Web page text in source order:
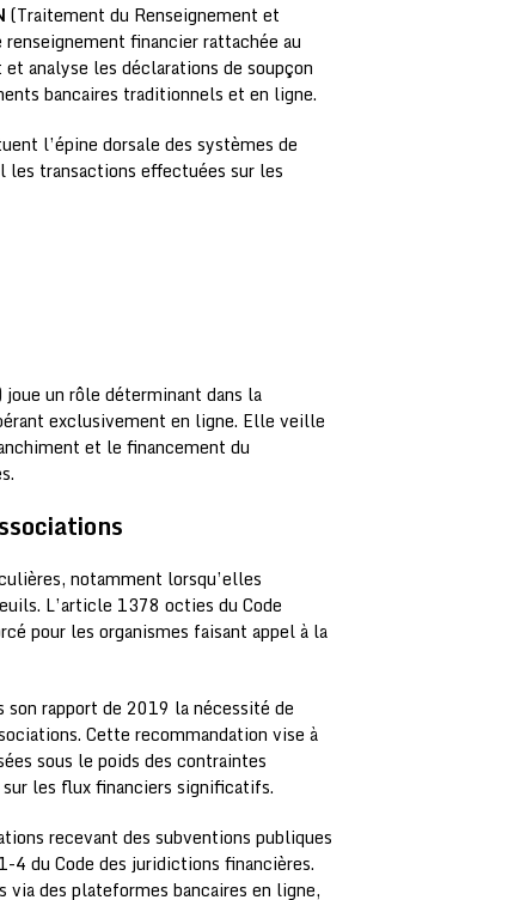
(Traitement du Renseignement et
financier rattachée au
analyse les déclarations de soupçon
bancaires traditionnels et en ligne.
l’épine dorsale des systèmes de
les transactions effectuées sur les
joue un rôle déterminant dans la
exclusivement en ligne. Elle veille
et le financement du
notamment lorsqu’elles
L’article 1378 octies du Code
pour les organismes faisant appel à la
son rapport de 2019 la nécessité de
Cette recommandation vise à
sous le poids des contraintes
les flux financiers significatifs.
recevant des subventions publiques
du Code des juridictions financières.
via des plateformes bancaires en ligne,